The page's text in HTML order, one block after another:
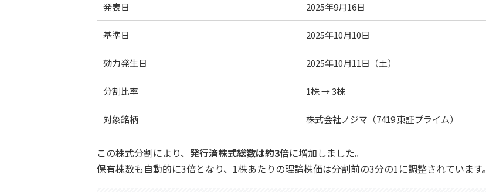
発表日 2025年9月16日
基準日 2025年10月10日
効力発生日 2025年10月11日（土）
分割比率 1株 → 3株
対象銘柄 株式会社ノジマ（7419 東証プライム）
この株式分割により、 発行済株式総数は約3倍に増加しました。
保有株数も自動的に3倍となり、1株あたりの理論株価は分割前の3分の1に調整されています。